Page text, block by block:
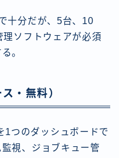
十分だが、5台、10
ソフトウェアが必須
。
・無料）
1つのダッシュボードで
視、ジョブキュー管